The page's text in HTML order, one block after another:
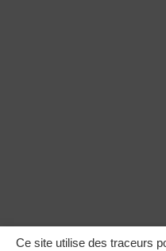
Ce site utilise des traceurs